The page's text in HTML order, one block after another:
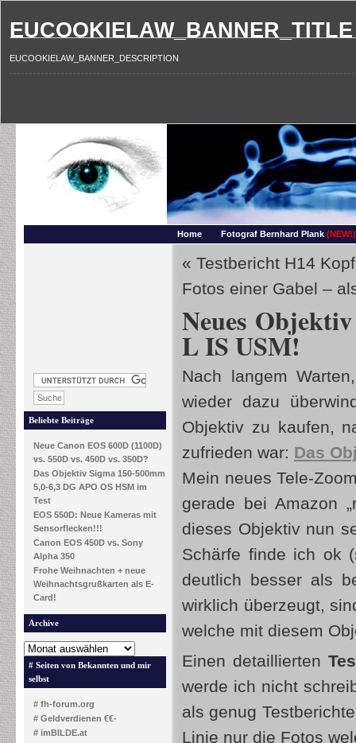
EUCOOKIELAW_BANNER_TITLE
EUCOOKIELAW_BANNER_DESCRIPTION
Home Fotograf Bernhard Plank (NEW!)
Beliebte Beiträge
Neue Canon EOS 600D (1100D)
vs. 550D vs. 450D vs. 350D?
Das Objektiv Sigma 150-500mm
5,0-6,3 DG APO OS HSM im
Test
EOS 550D: Neue Kameras mit
Sensorflecken!!!
Canon EOS 450D vs. Sony
Alpha 350
Frohe Weihnachten + neue
Weihnachtsgrußkarten als E-
Card!
Archive
# Seiten von Bekannten und mir
selbst
# fh-forum.org
# Geldverdienen €€-
# imBILDE.at
« Testbericht H14
Fotos einer Gabel –
Neues
L IS USM!
Nach langem
wieder dazu
Objektiv zu kaufen,
zufrieden war: Das
Mein neues Tele-
gerade bei Amazon
dieses Objektiv nun
Schärfe finde ich ok
deutlich besser als
wirklich überzeugt,
welche mit diesem
Einen detaillierten
werde ich nicht
als genug
Linie nur die Fotos